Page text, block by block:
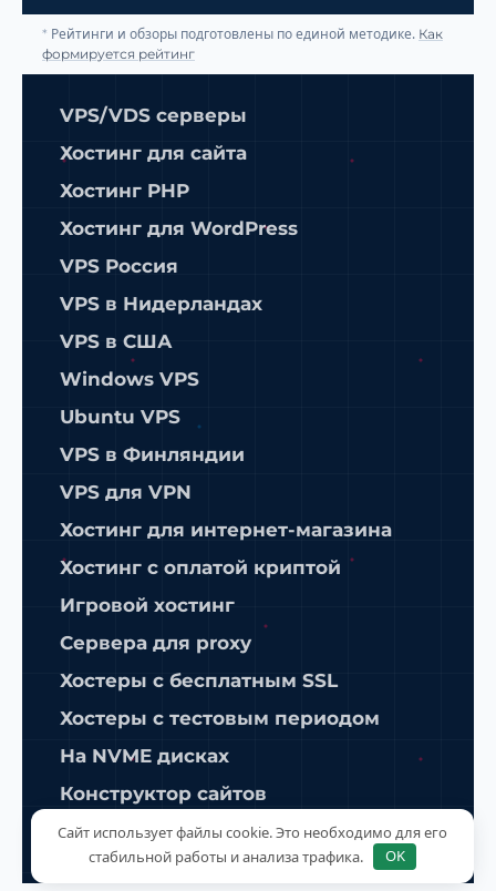
* Рейтинги и обзоры подготовлены по единой методике. Как
формируется рейтинг
VPS/VDS серверы
Хостинг для сайта
Хостинг PHP
Хостинг для WordPress
VPS Россия
VPS в Нидерландах
VPS в США
Windows VPS
Ubuntu VPS
VPS в Финляндии
VPS для VPN
Хостинг для интернет-магазина
Хостинг с оплатой криптой
Игровой хостинг
Сервера для proxy
Хостеры с бесплатным SSL
Хостеры с тестовым периодом
На NVME дисках
Конструктор сайтов
ISPManager
Сайт использует файлы cookie. Это необходимо для его
стабильной работы и анализа трафика.
OK